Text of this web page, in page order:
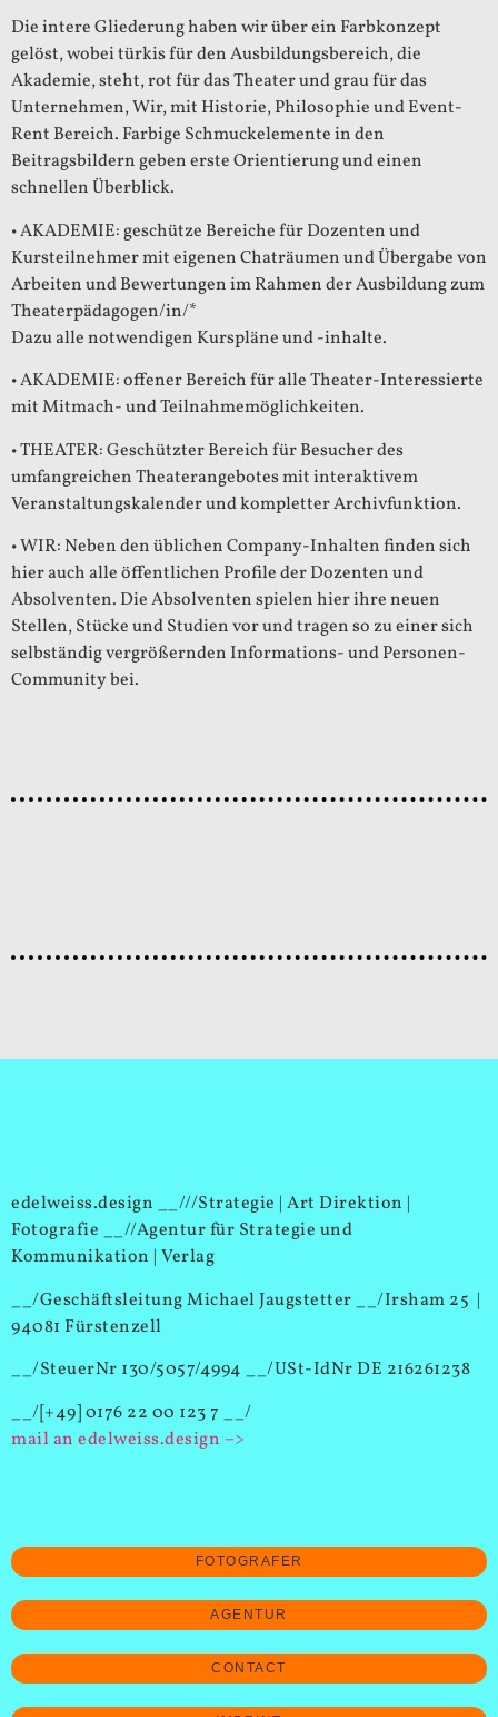
Die intere Gliederung haben wir über ein Farbkonzept
gelöst, wobei türkis für den Ausbildungsbereich, die
Akademie, steht, rot für das Theater und grau für das
Unternehmen, Wir, mit Historie, Philosophie und Event-
Rent Bereich. Farbige Schmuckelemente in den
Beitragsbildern geben erste Orientierung und einen
schnellen Überblick.
• AKADEMIE: geschütze Bereiche für Dozenten und
Kursteilnehmer mit eigenen Chaträumen und Übergabe von
Arbeiten und Bewertungen im Rahmen der Ausbildung zum
Theaterpädagogen/in/*
Dazu alle notwendigen Kurspläne und -inhalte.
• AKADEMIE: offener Bereich für alle Theater-Interessierte
mit Mitmach- und Teilnahmemöglichkeiten.
• THEATER: Geschützter Bereich für Besucher des
umfangreichen Theaterangebotes mit interaktivem
Veranstaltungskalender und kompletter Archivfunktion.
• WIR: Neben den üblichen Company-Inhalten finden sich
hier auch alle öffentlichen Profile der Dozenten und
Absolventen. Die Absolventen spielen hier ihre neuen
Stellen, Stücke und Studien vor und tragen so zu einer sich
selbständig vergrößernden Informations- und Personen-
Community bei.
edelweiss.design __///Strategie | Art Direktion |
Fotografie __//Agentur für Strategie und
Kommunikation | Verlag
__/Geschäftsleitung Michael Jaugstetter __/Irsham 25 |
94081 Fürstenzell
__/SteuerNr 130/5057/4994 __/USt-IdNr DE 216261238
__/[+49] 0176 22 00 123 7 __/
mail an edelweiss.design –>
FOTOGRAFER
AGENTUR
CONTACT